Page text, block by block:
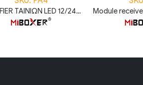
AMPLIFIER ΤΑΙΝΙΩΝ LED 12/24V 4 ΚΑΝΑΛΙΩΝ (PA4)